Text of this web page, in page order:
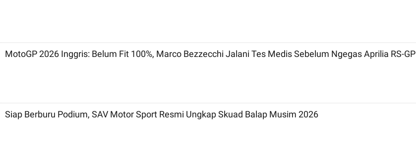
MotoGP 2026 Inggris: Belum Fit 100%, Marco Bezzecchi Jalani Tes Medis Sebelum Ngegas Aprilia RS-GP
Siap Berburu Podium, SAV Motor Sport Resmi Ungkap Skuad Balap Musim 2026